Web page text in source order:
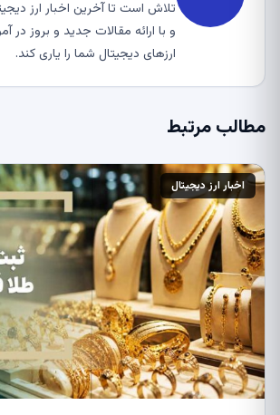
تلاش است تا آخرین اخبار ارز
و با ارائه مقالات جدید و بروز در
ارزهای دیجیتال شما را یاری کند.
مطالب مرتبط
اخبار ارز دیجیتال